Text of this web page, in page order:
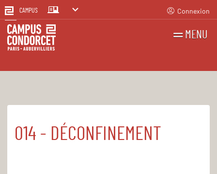
CAMPUS Connexion
MENU
Accueil Le Campus
Établissement public
Registre des actes administratifs
014 - DÉCONFINEMENT